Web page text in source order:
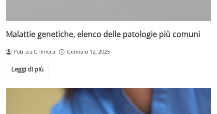
Malattie genetiche, elenco delle patologie più comuni
Patrizia Chimera Gennaio 12, 2025
Leggi di più